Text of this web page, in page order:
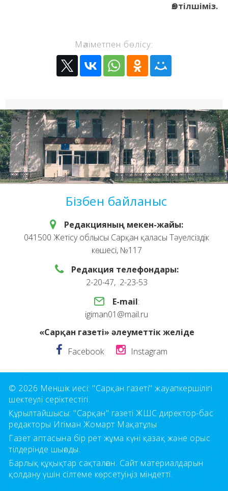
Өз тілшіміз.
Мәліметпен бөлісу:
Бізбен байланыс
Редакцияның мекен-жайы:
041500 Жетісу облысы Сарқан қаласы Тәуелсіздік
көшесі, №117
Редакция телефондары:
2-20-47, 2-23-53
E-mail:
igiman01@mail.ru
«Сарқан газеті» әлеуметтік желіде
Facebook
Instagram
© 2026 Меншік иесі: "Сарқан газеті" жауапкершілігі
шектеулі серіктестігі.
Құрылтайшысы: "Сарқан" газеті ЖШС директор-бас
редакторы Игіман Жомарт Мақатұлы
Газет аптасына бір рет жұма күні қазақ және орыс
тілдерінде шығады.
Барлық құқықтар сақталған. Сайт материалдарын
қолдану үшін сілтеме көрсетуіңіз міндетті.